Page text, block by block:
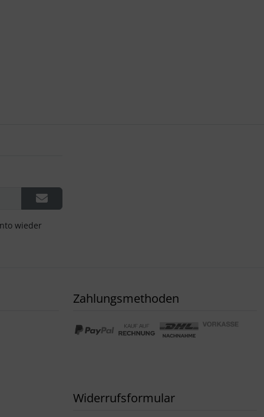
wieder
Zahlungsmethoden
Widerrufsformular